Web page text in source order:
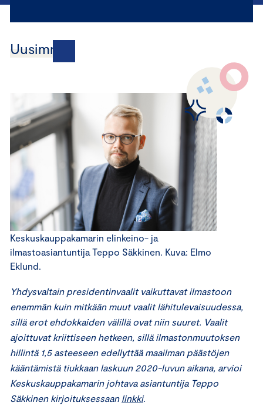
Uusimmat
Keskuskauppakamarin elinkeino- ja
ilmastoasiantuntija Teppo Säkkinen. Kuva: Elmo
Eklund.
Yhdysvaltain presidentinvaalit vaikuttavat ilmastoon
enemmän kuin mitkään muut vaalit lähitulevaisuudessa,
sillä erot ehdokkaiden välillä ovat niin suuret. Vaalit
ajoittuvat kriittiseen hetkeen, sillä ilmastonmuutoksen
hillintä 1,5 asteeseen edellyttää maailman päästöjen
kääntämistä tiukkaan laskuun 2020-luvun aikana, arvioi
Keskuskauppakamarin johtava asiantuntija Teppo
Säkkinen kirjoituksessaan linkki.